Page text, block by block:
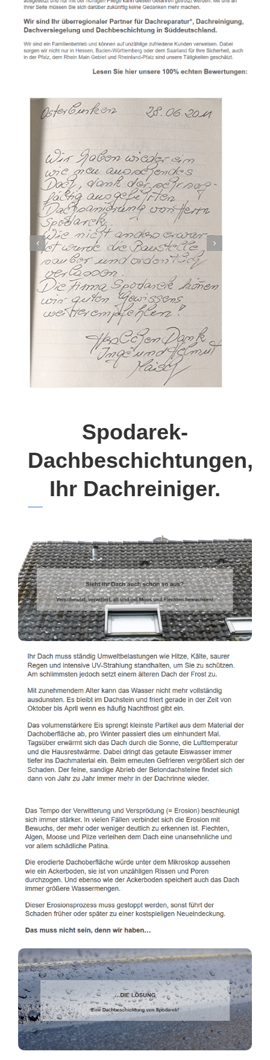
Spodarek-
Dachbeschichtungen,
Ihr Dachreiniger.